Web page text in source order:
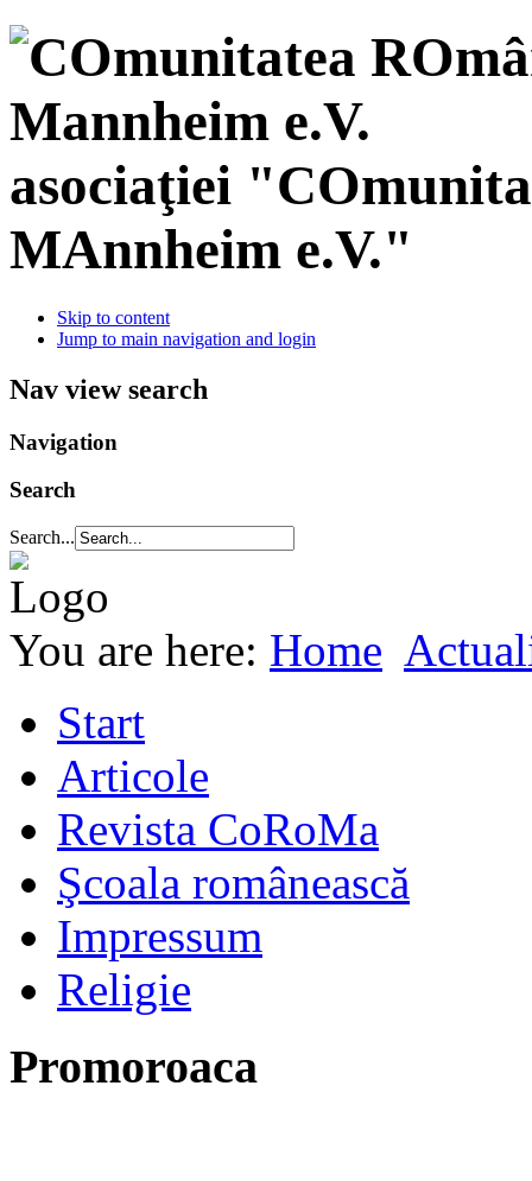
asociaţiei
MAnnheim e.V."
Skip to content
Jump to main navigation and login
Nav view search
Navigation
Search
Search...
You are here: Home
Start
Articole
Revista CoRoMa
Şcoala românească
Impressum
Religie
Promoroaca